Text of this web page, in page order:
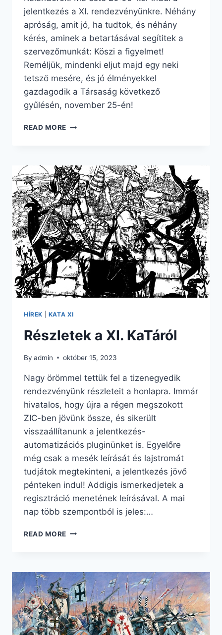
jelentkezés a XI. rendezvényünkre. Néhány
apróság, amit jó, ha tudtok, és néhány
kérés, aminek a betartásával segítitek a
szervezőmunkát: Köszi a figyelmet!
Reméljük, mindenki eljut majd egy neki
tetsző mesére, és jó élményekkel
gazdagodik a Társaság következő
gyűlésén, november 25-én!
READ MORE TUDNIVALÓK
HÍREK KATA XI
Részletek a XI. KaTáról
By admin október 15, 2023
Nagy örömmel tettük fel a tizenegyedik
rendezvényünk részleteit a honlapra. Immár
hivatalos, hogy újra a régen megszokott
ZIC-ben jövünk össze, és sikerült
visszaállítanunk a jelentkezés-
automatizációs pluginünket is. Egyelőre
még csak a mesék leírását és lajstromát
tudjátok megtekinteni, a jelentkezés jövő
pénteken indul! Addigis ismerkedjetek a
regisztráció menetének leírásával. A mai
nap több szempontból is jeles:…
READ MORE RÉSZLETEK